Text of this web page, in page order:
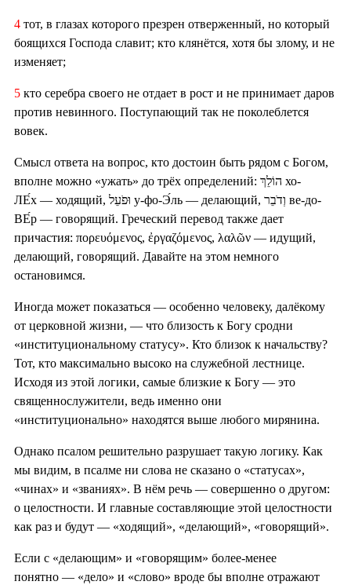
4 тот, в глазах которого презрен отверженный, но который
боящихся Господа славит; кто клянётся, хотя бы злому, и не
изменяет;
5 кто серебра своего не отдает в рост и не принимает даров
против невинного. Поступающий так не поколеблется
вовек.
Смысл ответа на вопрос, кто достоин быть рядом с Богом,
вполне можно «ужать» до трёх определений: הוֹלֵךְ хо-
ЛЕ́х — ходящий, וּפֹעֵל у-фо-Э́ль — делающий, וְדֹבֵר ве-до-
ВЕ́р — говорящий. Греческий перевод также дает
причастия: πορευόμενος, ἐργαζόμενος, λαλῶν — идущий,
делающий, говорящий. Давайте на этом немного
остановимся.
Иногда может показаться — особенно человеку, далёкому
от церковной жизни, — что близость к Богу сродни
«институциональному статусу». Кто близок к начальству?
Тот, кто максимально высоко на служебной лестнице.
Исходя из этой логики, самые близкие к Богу — это
священнослужители, ведь именно они
«институционально» находятся выше любого мирянина.
Однако псалом решительно разрушает такую логику. Как
мы видим, в псалме ни слова не сказано о «статусах»,
«чинах» и «званиях». В нём речь — совершенно о другом:
о целостности. И главные составляющие этой целостности
как раз и будут — «ходящий», «делающий», «говорящий».
Если с «делающим» и «говорящим» более-менее
понятно — «дело» и «слово» вроде бы вполне отражают